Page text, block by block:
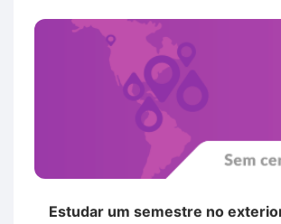
Estudar um semestre no